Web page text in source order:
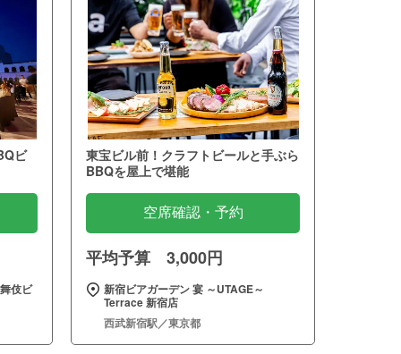
ビ
伎ビ
東宝ビル前！クラフトビールと手ぶら
BBQを屋上で堪能
空席確認・予約
平均予算 3,000円
新宿ビアガーデン 宴 ～UTAGE～
Terrace 新宿店
西武新宿駅／東京都